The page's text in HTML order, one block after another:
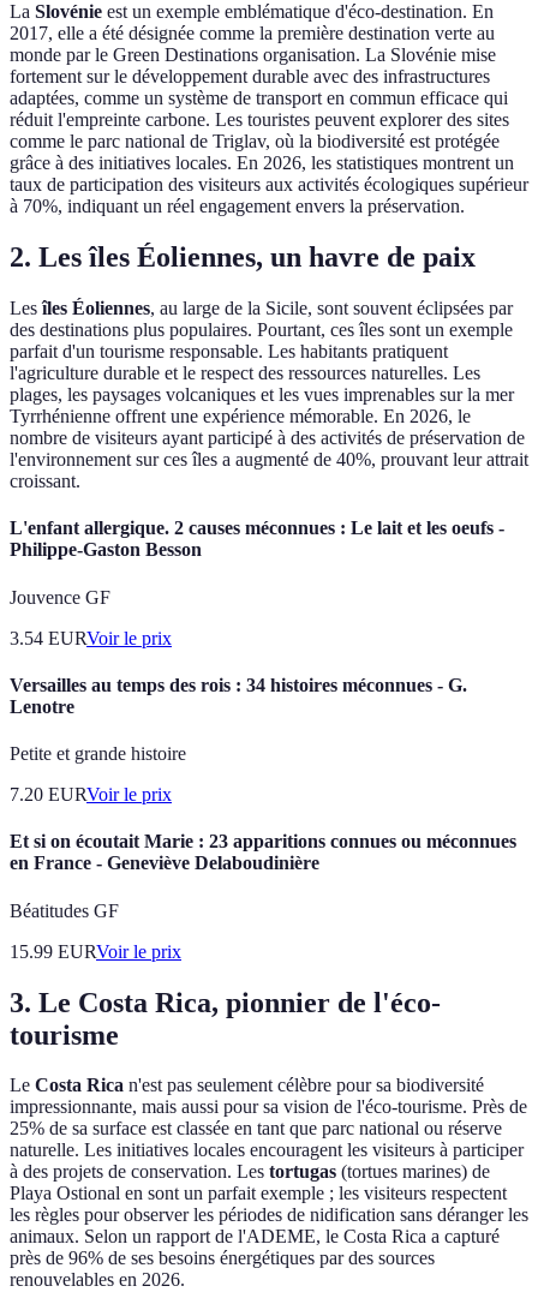
La Slovénie est un exemple emblématique d'éco-destination. En
2017, elle a été désignée comme la première destination verte au
monde par le Green Destinations organisation. La Slovénie mise
fortement sur le développement durable avec des infrastructures
adaptées, comme un système de transport en commun efficace qui
réduit l'empreinte carbone. Les touristes peuvent explorer des sites
comme le parc national de Triglav, où la biodiversité est protégée
grâce à des initiatives locales. En 2026, les statistiques montrent un
taux de participation des visiteurs aux activités écologiques supérieur
à 70%, indiquant un réel engagement envers la préservation.
2. Les îles Éoliennes, un havre de paix
Lesîles Éoliennes, au large de la Sicile, sont souvent éclipsées par
des destinations plus populaires. Pourtant, ces îles sont un exemple
parfait d'un tourisme responsable. Les habitants pratiquent
l'agriculture durable et le respect des ressources naturelles. Les
plages, les paysages volcaniques et les vues imprenables sur la mer
Tyrrhénienne offrent une expérience mémorable. En 2026, le
nombre de visiteurs ayant participé à des activités de préservation de
l'environnement sur ces îles a augmenté de 40%, prouvant leur attrait
croissant.
L'enfant allergique. 2 causes méconnues : Le lait et les oeufs -
Philippe-Gaston Besson
Jouvence GF
3.54 EURVoir le prix
Versailles au temps des rois : 34 histoires méconnues - G.
Lenotre
Petite et grande histoire
7.20 EURVoir le prix
Et si on écoutait Marie : 23 apparitions connues ou méconnues
en France - Geneviève Delaboudinière
Béatitudes GF
15.99 EURVoir le prix
3. Le Costa Rica, pionnier de l'éco-
tourisme
Le Costa Rica n'est pas seulement célèbre pour sa biodiversité
impressionnante, mais aussi pour sa vision de l'éco-tourisme. Près de
25% de sa surface est classée en tant que parc national ou réserve
naturelle. Les initiatives locales encouragent les visiteurs à participer
à des projets de conservation. Les tortugas (tortues marines) de
Playa Ostional en sont un parfait exemple ; les visiteurs respectent
les règles pour observer les périodes de nidification sans déranger les
animaux. Selon un rapport de l'ADEME, le Costa Rica a capturé
près de 96% de ses besoins énergétiques par des sources
renouvelables en 2026.